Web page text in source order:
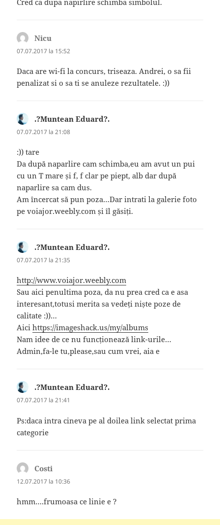
Nicu
07.07.2017 la 15:52
Daca are wi-fi la concurs, triseaza. Andrei, o sa fii
penalizat si o sa ti se anuleze rezultatele. :))
.?Muntean Eduard?.
07.07.2017 la 21:08
:)) tare
Da după naparlire cam schimba,eu am avut un pui
cu un T mare și f, f clar pe piept, alb dar după
naparlire sa cam dus.
Am încercat să pun poza…Dar intrati la galerie foto
pe voiajor.weebly.com și îl găsiți.
.?Muntean Eduard?.
07.07.2017 la 21:35
http://www.voiajor.weebly.com
Sau aici penultima poza, da nu prea cred ca e asa
interesant,totusi merita sa vedeți niște poze de
calitate :))…
Aicihttps://imageshack.us/my/albums
Nam idee de ce nu funcționează link-urile…
Admin,fa-le tu,please,sau cum vrei, aia e
.?Muntean Eduard?.
07.07.2017 la 21:41
Ps:daca intra cineva pe al doilea link selectat prima
categorie
Costi
12.07.2017 la 10:36
hmm….frumoasa ce linie e ?